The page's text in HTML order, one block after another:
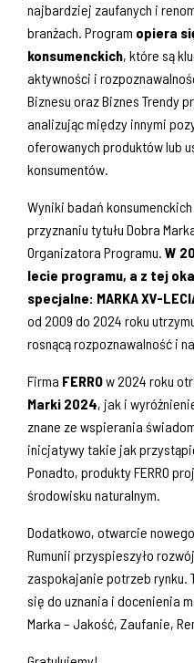
najbardziej zaufanych i
branżach. Program opiera
konsumenckich, które są
aktywności i
Biznesu oraz Biznes Trendy
analizując między innymi
oferowanych produktów lub
konsumentów.
Wyniki badań
przyznaniu tytułu Dobra
Organizatora Programu. W
lecie programu, a z tej
specjalne: MARKA XV-
od 2009 do 2024 roku
rosnącą rozpoznawalność i
Firma FERROw 2024 roku
Marki 2024, jak i
znane ze wspierania
inicjatywy takie jak
Ponadto, produkty FERRO
środowisku naturalnym.
Dodatkowo, otwarcie
Rumunii przyspieszyło
zaspokajanie potrzeb rynku.
się do uznania i docenienia
Marka – Jakość, Zaufanie,